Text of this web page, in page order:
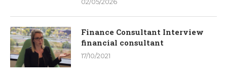
Finance Consultant Interview
financial consultant
17/10/2021